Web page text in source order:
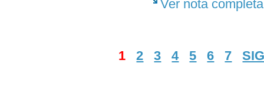
Ver nota completa
12 3 4 5 6 7